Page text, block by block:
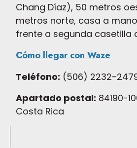
Chang Díaz), 50 metros
metros norte, casa a
frente a segunda casetilla
Cómo llegar con Waze
Teléfono: (506) 2232-
Apartado postal: 84190-
Costa Rica